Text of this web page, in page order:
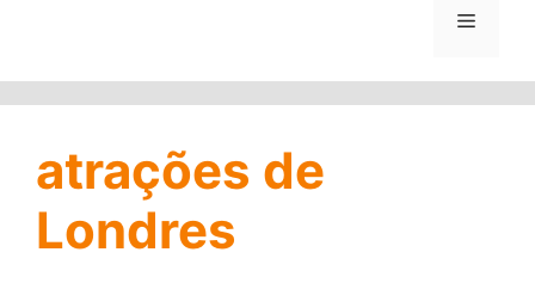
Menu
atrações de
Londres